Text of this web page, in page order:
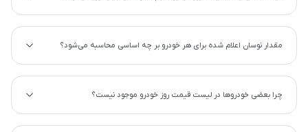
مقدار نوسان اعلام شده برای هر خودرو بر چه اساسی محاسبه می‌شود؟
چرا بعضی خودروها در لیست قیمت روز خودرو موجود نیست؟